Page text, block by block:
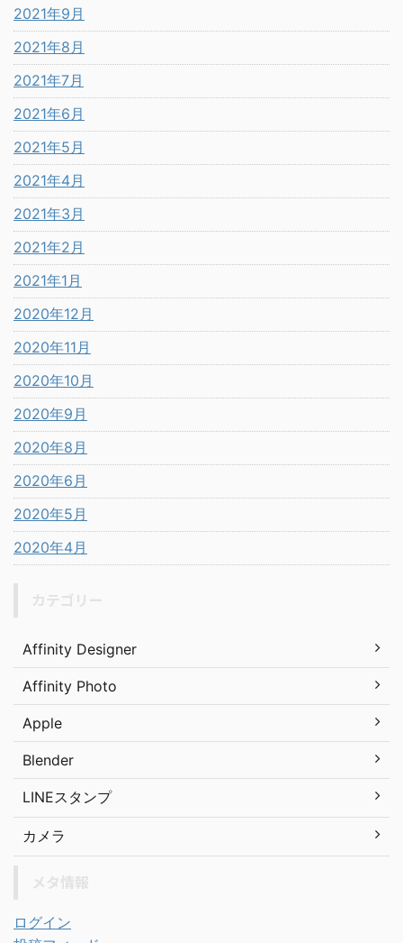
2021年9月
2021年8月
2021年7月
2021年6月
2021年5月
2021年4月
2021年3月
2021年2月
2021年1月
2020年12月
2020年11月
2020年10月
2020年9月
2020年8月
2020年6月
2020年5月
2020年4月
Affinity Designer
Affinity Photo
Apple
Blender
LINEスタンプ
カメラ
ログイン